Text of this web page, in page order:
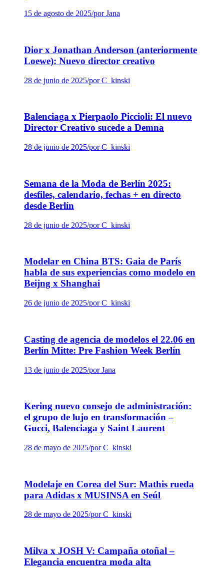
15 de agosto de 2025/por Jana
Dior x Jonathan Anderson (anteriormente
Loewe): Nuevo director creativo
28 de junio de 2025/por C_kinski
Balenciaga x Pierpaolo Piccioli: El nuevo
Director Creativo sucede a Demna
28 de junio de 2025/por C_kinski
Semana de la Moda de Berlín 2025:
desfiles, calendario, fechas + en directo
desde Berlín
28 de junio de 2025/por C_kinski
Modelar en China BTS: Gaia de París
habla de sus experiencias como modelo en
Beijng x Shanghai
26 de junio de 2025/por C_kinski
Casting de agencia de modelos el 22.06 en
Berlín Mitte: Pre Fashion Week Berlín
13 de junio de 2025/por Jana
Kering nuevo consejo de administración:
el grupo de lujo en transformación –
Gucci, Balenciaga y Saint Laurent
28 de mayo de 2025/por C_kinski
Modelaje en Corea del Sur: Mathis rueda
para Adidas x MUSINSA en Seúl
28 de mayo de 2025/por C_kinski
Milva x JOSH V: Campaña otoñal –
Elegancia encuentra moda alta